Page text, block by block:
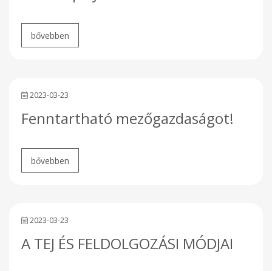
2023-03-23
Fenntartható mezőgazdaságot!
2023-03-23
A TEJ ÉS FELDOLGOZÁSI MÓDJAI